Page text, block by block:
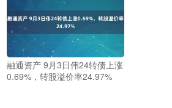
融通资产 9月3日伟24转债上涨
0.69%，转股溢价率24.97%